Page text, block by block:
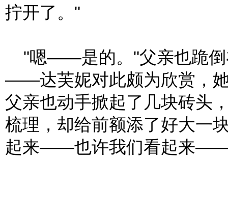
拧开了。"
"嗯——是的。"父亲也跪倒
——达芙妮对此颇为欣赏，
父亲也动手掀起了几块砖头
梳理，却给前额添了好大一
起来——也许我们看起来——